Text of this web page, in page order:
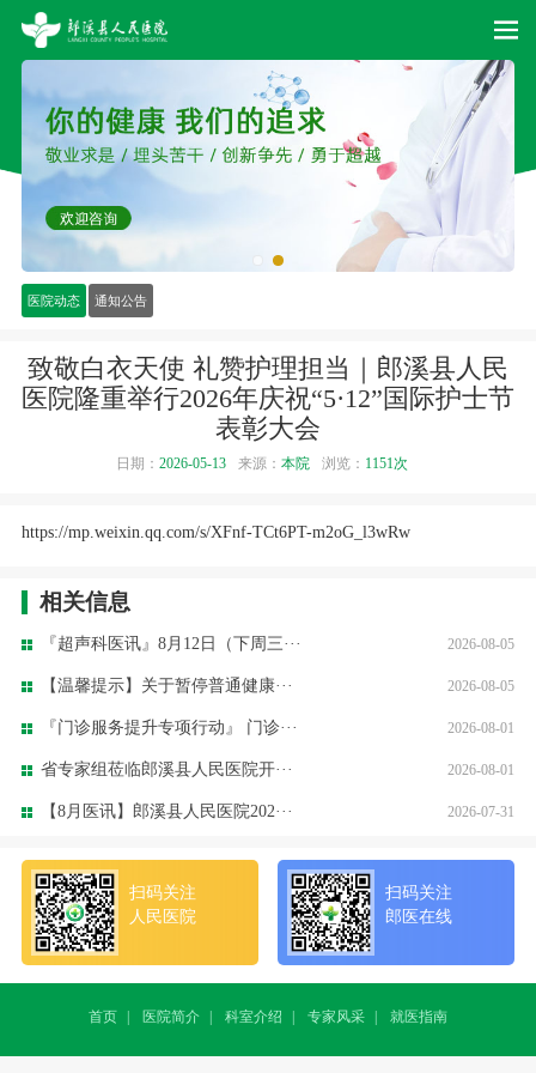
医院动态 通知公告
致敬白衣天使 礼赞护理担当｜郎溪县人民
医院隆重举行2026年庆祝“5·12”国际护士节
表彰大会
日期： 2026-05-13 来源： 本院 浏览： 1151次
https://mp.weixin.qq.com/s/XFnf-TCt6PT-m2oG_l3wRw
相关信息
2026-08-05
『超声科医讯』8月12日（下周三···
2026-08-05
【温馨提示】关于暂停普通健康···
2026-08-01
『门诊服务提升专项行动』 门诊···
2026-08-01
省专家组莅临郎溪县人民医院开···
2026-07-31
【8月医讯】郎溪县人民医院202···
扫码关注
人民医院
扫码关注
郎医在线
首页 医院简介 科室介绍 专家风采 就医指南